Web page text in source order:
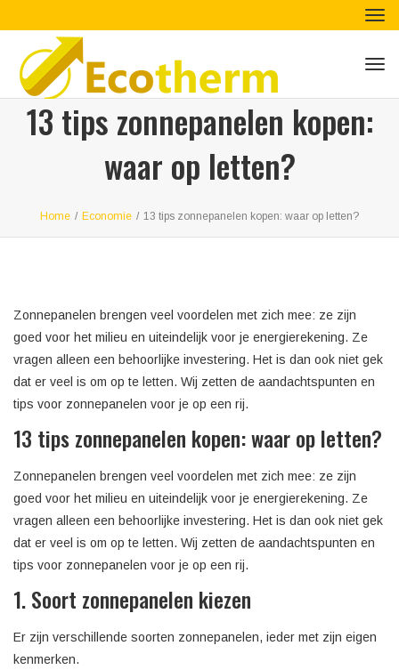
13 tips zonnepanelen kopen:
waar op letten?
Home / Economie / 13 tips zonnepanelen kopen: waar op letten?
Zonnepanelen brengen veel voordelen met zich mee: ze zijn
goed voor het milieu en uiteindelijk voor je energierekening. Ze
vragen alleen een behoorlijke investering. Het is dan ook niet gek
dat er veel is om op te letten. Wij zetten de aandachtspunten en
tips voor zonnepanelen voor je op een rij.
13 tips zonnepanelen kopen: waar op letten?
Zonnepanelen brengen veel voordelen met zich mee: ze zijn
goed voor het milieu en uiteindelijk voor je energierekening. Ze
vragen alleen een behoorlijke investering. Het is dan ook niet gek
dat er veel is om op te letten. Wij zetten de aandachtspunten en
tips voor zonnepanelen voor je op een rij.
1. Soort zonnepanelen kiezen
Er zijn verschillende soorten zonnepanelen, ieder met zijn eigen
kenmerken.